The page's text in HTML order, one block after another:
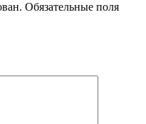
Обязательные поля